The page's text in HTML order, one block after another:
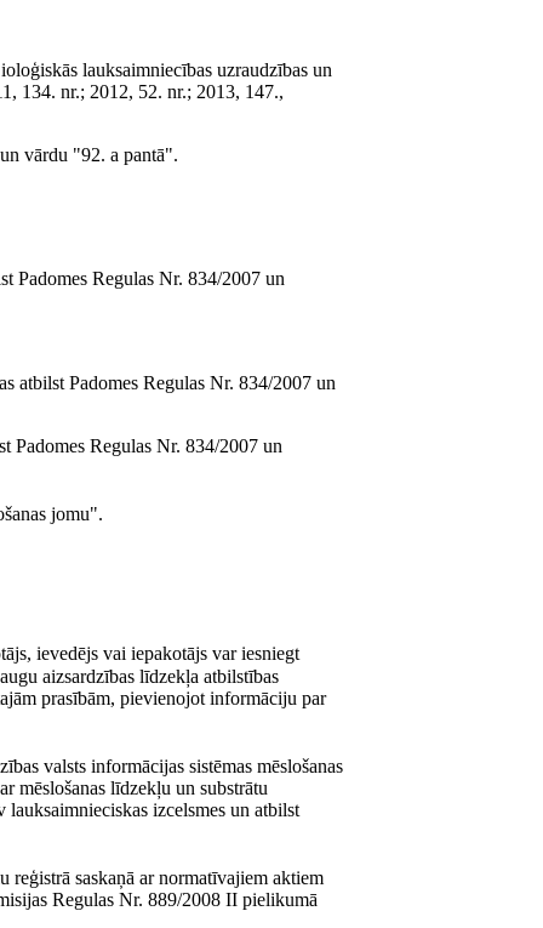
lauksaimniecības uzraudzības un
134. nr.; 2012, 52. nr.; 2013, 147.,
vārdu "92. a pantā".
Padomes Regulas Nr. 834/2007 un
atbilst Padomes Regulas Nr. 834/2007 un
Padomes Regulas Nr. 834/2007 un
jomu".
ievedējs vai iepakotājs var iesniegt
aizsardzības līdzekļa atbilstības
prasībām, pievienojot informāciju par
valsts informācijas sistēmas mēslošanas
mēslošanas līdzekļu un substrātu
izcelsmes un atbilst
reģistrā saskaņā ar normatīvajiem aktiem
Regulas Nr. 889/2008 II pielikumā